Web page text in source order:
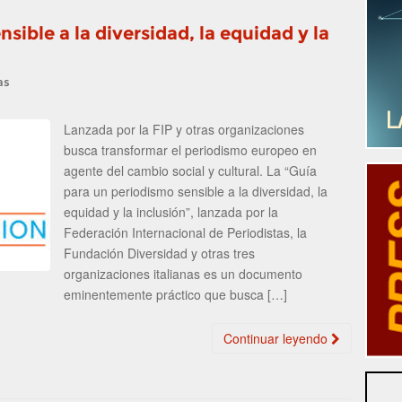
a la diversidad, la equidad y la
Lanzada por la FIP y otras organizaciones
busca transformar el periodismo europeo en
agente del cambio social y cultural. La “Guía
para un periodismo sensible a la diversidad, la
equidad y la inclusión”, lanzada por la
Federación Internacional de Periodistas, la
Fundación Diversidad y otras tres
organizaciones italianas es un documento
eminentemente práctico que busca […]
Continuar leyendo